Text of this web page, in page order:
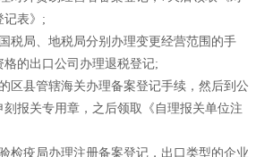
记表》;
局、地税局分别办理变更经营范围的手
的出口公司办理退税登记;
县管辖海关办理备案登记手续，然后到公
报关专用章，之后领取《自理报关单位注
疫局办理注册备案登记，出口类型的企业